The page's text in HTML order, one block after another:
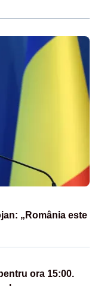
„România este
ora 15:00.